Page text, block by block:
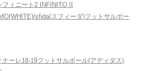
フィニート2 INFINITO II
sfida(スフィーダ)フットサルボー
ナーレ18-19フットサルボール(アディダス)